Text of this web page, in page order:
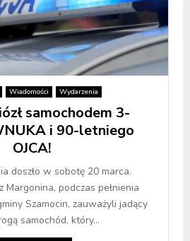
Wiadomości Wydarzenia
samochodem 3-
i 90-letniego
OJCA!
doszło w sobotę 20 marca.
Margonina, podczas pełnienia
Szamocin, zauważyli jadący
samochód, który...